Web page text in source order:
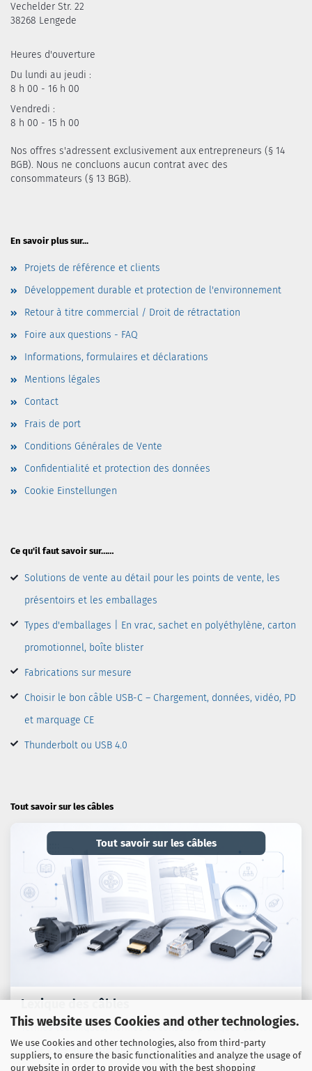
This website uses Cookies and other technologies.
We use Cookies and other technologies, also from third-party
suppliers, to ensure the basic functionalities and analyze the usage of
our website in order to provide you with the best shopping
Vechelder Str. 22
38268 Lengede
Heures d'ouverture
Du lundi au jeudi :
8 h 00 - 16 h 00
Vendredi :
8 h 00 - 15 h 00
Nos offres s'adressent exclusivement aux entrepreneurs (§ 14
BGB). Nous ne concluons aucun contrat avec des
consommateurs (§ 13 BGB).
En savoir plus sur...
Projets de référence et clients
Développement durable et protection de l'environnement
Retour à titre commercial / Droit de rétractation
Foire aux questions - FAQ
Informations, formulaires et déclarations
Mentions légales
Contact
Frais de port
Conditions Générales de Vente
Confidentialité et protection des données
Cookie Einstellungen
Ce qu'il faut savoir sur……
Solutions de vente au détail pour les points de vente, les
présentoirs et les emballages
Types d'emballages | En vrac, sachet en polyéthylène, carton
promotionnel, boîte blister
Fabrications sur mesure
Choisir le bon câble USB-C – Chargement, données, vidéo, PD
et marquage CE
Thunderbolt ou USB 4.0
Tout savoir sur les câbles
Tout savoir sur les câbles
Lexique des câbles
Termes techniques, normes et conseils pratiques sur les
câbles, les adaptateurs et les techniques de connexion.